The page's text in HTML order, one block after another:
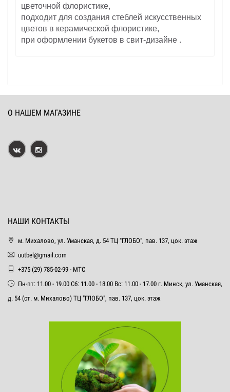
цветочной флористике,
подходит для создания стеблей искусственных
цветов в керамической флористике,
при оформлении букетов в свит-дизайне .
О НАШЕМ МАГАЗИНЕ
НАШИ КОНТАКТЫ
м. Михалово, ул. Уманская, д. 54 ТЦ "ГЛОБО", пав. 137, цок. этаж
uutbel@gmail.com
+375 (29) 785-02-99 - МТС
Пн-пт: 11.00 - 19.00 Сб: 11.00 - 18.00 Вс: 11.00 - 17.00 г. Минск, ул. Уманская,
д. 54 (ст. м. Михалово) ТЦ "ГЛОБО", пав. 137, цок. этаж